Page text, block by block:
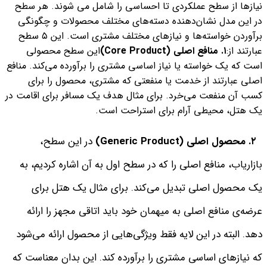
نیازها از سطح عملکردی تا احساسی را شامل می شوند. هر سطح
در این مدل نشان‌دهنده دسته‌های مختلف محصولات و چگونگی
برآوردن خواسته‌ها و نیازهای مختلف مشتری است. این ٥ سطح
عبارتند از:١. منافع اصلی (Core Product)
این سطح محصولی
است که یک خواسته یا نیاز اساسی مشتری را برآورده می‌کند. منافع
اصلی عبارتند از خدمت یا منفعتی که مشتری، محصول را برای
کسب آن منفعت می‌خرد. برای مثال هدف یک مسافر برای اقامت در
یک هتل، محیطی آرام برای استراحت است.
٢. محصول اصلی (Generic Product)
در این سطح،
بازاریاب، منافع اصلی را که در سطح اول به آن اشاره کردیم، به
یک محصول اصلی تبدیل می‌کند. برای مثال یک هتل برای
عرضه‌ی منافع اصلی به میهمان خود باید اتاقی مجهز را ارائه
دهد. البته در این لایه فقط ویژگی‌هایی از محصول ارائه می‌شود
که نیازهای اساسی مشتری را برآورده کند. این بدان معناست که